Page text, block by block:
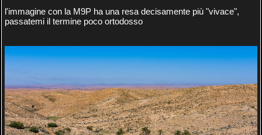
l'immagine con la M9P ha una resa decisamente più "vivace",
passatemi il termine poco ortodosso